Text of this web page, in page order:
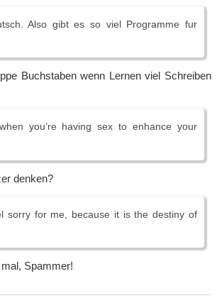
Also gibt es so viel Programme fur
Buchstaben wenn Lernen viel Schreiben
you‘re having sex to enhance your
denken?
sorry for me, because it is the destiny of
Spammer!